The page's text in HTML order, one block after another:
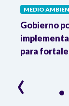
MEDIO
Gobierno
para
‹